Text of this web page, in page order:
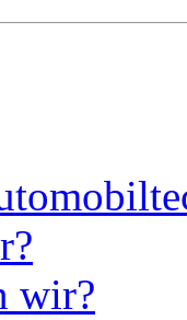
wir?